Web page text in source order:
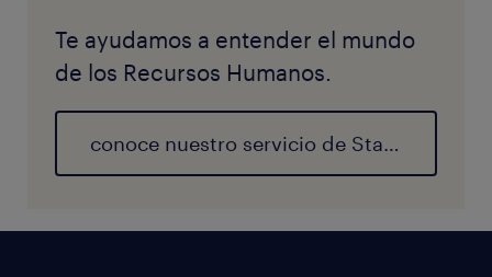
Te ayudamos a entender el mundo
de los Recursos Humanos.
conoce nuestro servicio de Staffing